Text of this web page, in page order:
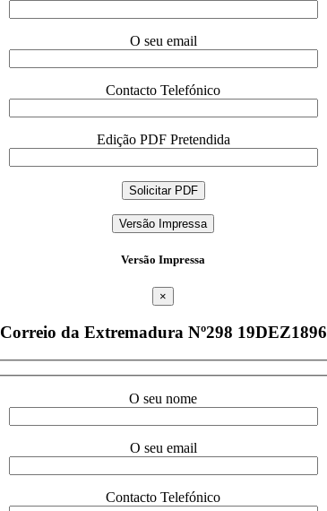
O seu email
Contacto Telefónico
Edição PDF Pretendida
Versão Impressa
Versão Impressa
×
Correio da Extremadura Nº298 19DEZ1896
O seu nome
O seu email
Contacto Telefónico